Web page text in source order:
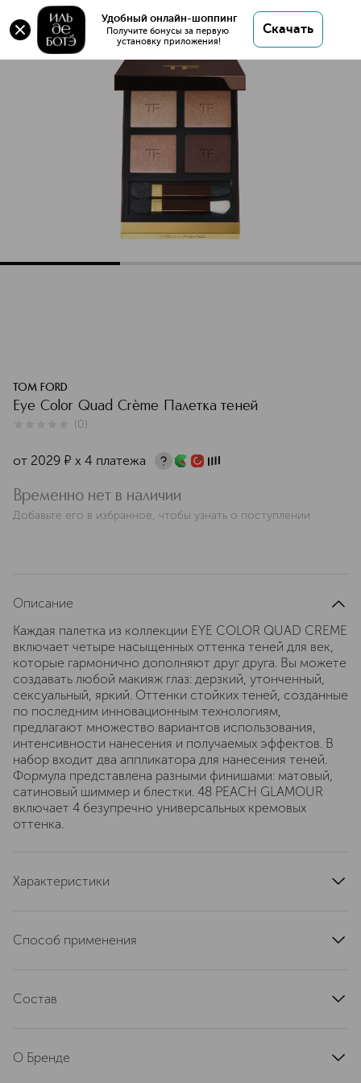
Удобный онлайн-шоппинг
Получите бонусы за первую
установку приложения!
Скачать
Eye Color Quad Crème Палетка теней
Eye Color Quad Crème Палетка теней
TOM FORD
Eye Color Quad Crème Палетка теней
(0)
от 2029 ¤ х 4 платежа
Временно нет в наличии
Добавьте его в избранное, чтобы узнать о поступлении
Описание
Каждая палетка из коллекции EYE COLOR QUAD CREME
включает четыре насыщенных оттенка теней для век,
которые гармонично дополняют друг друга. Вы можете
создавать любой макияж глаз: дерзкий, утонченный,
сексуальный, яркий. Оттенки стойких теней, созданные
по последним инновационным технологиям,
предлагают множество вариантов использования,
интенсивности нанесения и получаемых эффектов. В
набор входит два аппликатора для нанесения теней.
Формула представлена разными финишами: матовый,
сатиновый шиммер и блестки. 48 PEACH GLAMOUR
включает 4 безупречно универсальных кремовых
оттенка.
Характеристики
область применения
Способ применения
Состав
Crosspolymer; Lauroyl Lysine; Tocopherol; Bis-Diglyceryl
О Бренде